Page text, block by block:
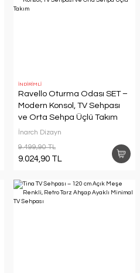
İNDİRİMLİ
Ravello Oturma Odası SET –
Modern Konsol, TV Sehpası
ve Orta Sehpa Üçlü Takım
İnarch Dizayn
9.499,90 TL
9.024,90 TL